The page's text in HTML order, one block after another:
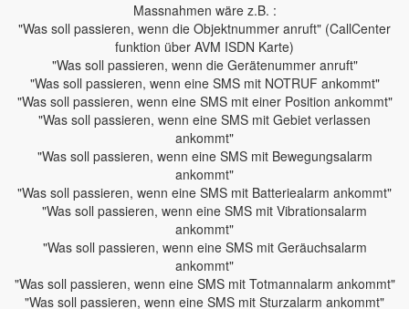
Massnahmen wäre z.B. :
"Was soll passieren, wenn die Objektnummer anruft" (CallCenter
funktion über AVM ISDN Karte)
"Was soll passieren, wenn die Gerätenummer anruft"
"Was soll passieren, wenn eine SMS mit NOTRUF ankommt"
"Was soll passieren, wenn eine SMS mit einer Position ankommt"
"Was soll passieren, wenn eine SMS mit Gebiet verlassen
ankommt"
"Was soll passieren, wenn eine SMS mit Bewegungsalarm
ankommt"
"Was soll passieren, wenn eine SMS mit Batteriealarm ankommt"
"Was soll passieren, wenn eine SMS mit Vibrationsalarm
ankommt"
"Was soll passieren, wenn eine SMS mit Geräuchsalarm
ankommt"
"Was soll passieren, wenn eine SMS mit Totmannalarm ankommt"
"Was soll passieren, wenn eine SMS mit Sturzalarm ankommt"